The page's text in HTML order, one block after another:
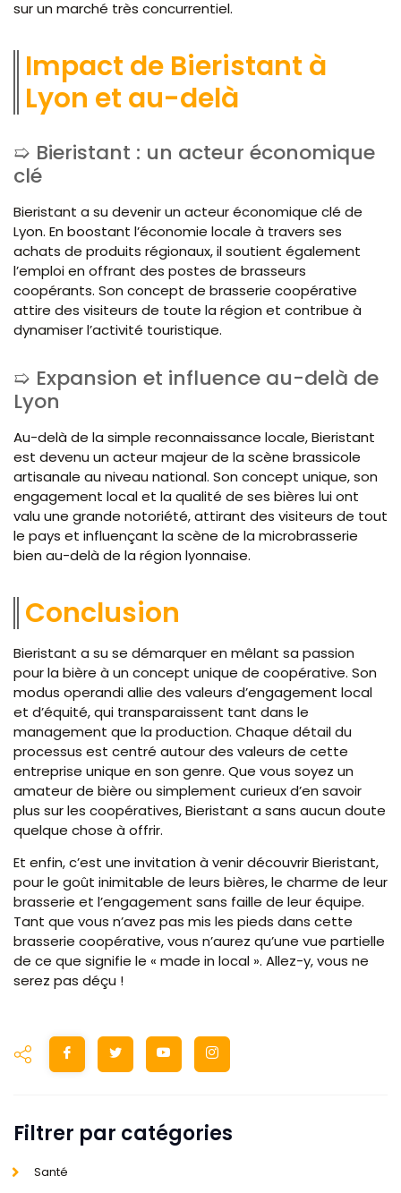
sur un marché très concurrentiel.
Impact de Bieristant à
Lyon et au-delà
Bieristant : un acteur économique
clé
Bieristant a su devenir un acteur économique clé de
Lyon. En boostant l’économie locale à travers ses
achats de produits régionaux, il soutient également
l’emploi en offrant des postes de brasseurs
coopérants. Son concept de brasserie coopérative
attire des visiteurs de toute la région et contribue à
dynamiser l’activité touristique.
Expansion et influence au-delà de
Lyon
Au-delà de la simple reconnaissance locale, Bieristant
est devenu un acteur majeur de la scène brassicole
artisanale au niveau national. Son concept unique, son
engagement local et la qualité de ses bières lui ont
valu une grande notoriété, attirant des visiteurs de tout
le pays et influençant la scène de la microbrasserie
bien au-delà de la région lyonnaise.
Conclusion
Bieristant a su se démarquer en mêlant sa passion
pour la bière à un concept unique de coopérative. Son
modus operandi allie des valeurs d’engagement local
et d’équité, qui transparaissent tant dans le
management que la production. Chaque détail du
processus est centré autour des valeurs de cette
entreprise unique en son genre. Que vous soyez un
amateur de bière ou simplement curieux d’en savoir
plus sur les coopératives, Bieristant a sans aucun doute
quelque chose à offrir.
Et enfin, c’est une invitation à venir découvrir Bieristant,
pour le goût inimitable de leurs bières, le charme de leur
brasserie et l’engagement sans faille de leur équipe.
Tant que vous n’avez pas mis les pieds dans cette
brasserie coopérative, vous n’aurez qu’une vue partielle
de ce que signifie le « made in local ». Allez-y, vous ne
serez pas déçu !
Filtrer par catégories
Santé